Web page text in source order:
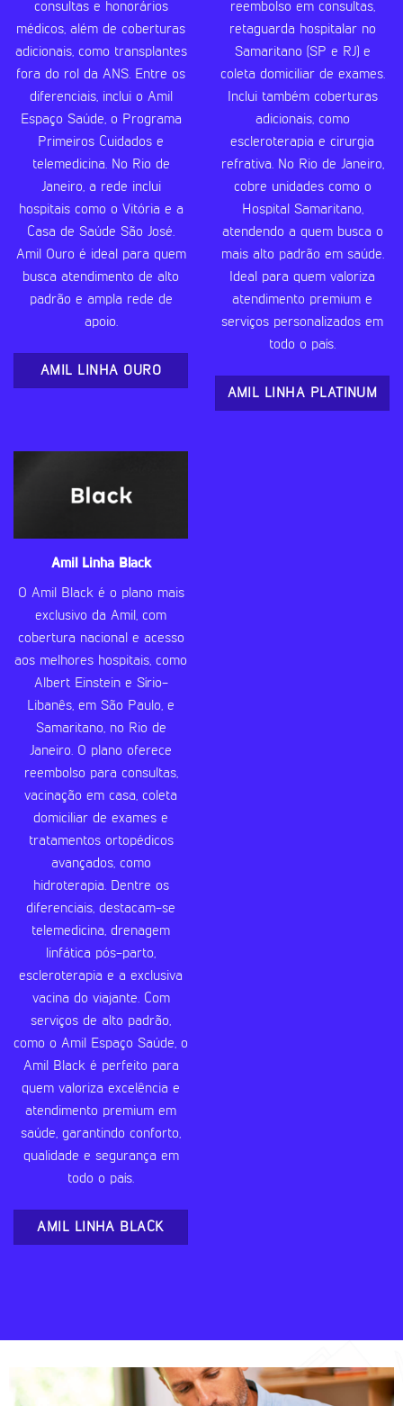
consultas e honorários
médicos, além de coberturas
adicionais, como transplantes
fora do rol da ANS. Entre os
diferenciais, inclui o Amil
Espaço Saúde, o Programa
Primeiros Cuidados e
telemedicina. No Rio de
Janeiro, a rede inclui
hospitais como o Vitória e a
Casa de Saúde São José.
Amil Ouro é ideal para quem
busca atendimento de alto
padrão e ampla rede de
apoio.
AMIL LINHA OURO
reembolso em consultas,
retaguarda hospitalar no
Samaritano (SP e RJ) e
coleta domiciliar de exames.
Inclui também coberturas
adicionais, como
escleroterapia e cirurgia
refrativa. No Rio de Janeiro,
cobre unidades como o
Hospital Samaritano,
atendendo a quem busca o
mais alto padrão em saúde.
Ideal para quem valoriza
atendimento premium e
serviços personalizados em
todo o país.
AMIL LINHA PLATINUM
Amil Linha Black
O Amil Black é o plano mais
exclusivo da Amil, com
cobertura nacional e acesso
aos melhores hospitais, como
Albert Einstein e Sírio-
Libanês, em São Paulo, e
Samaritano, no Rio de
Janeiro. O plano oferece
reembolso para consultas,
vacinação em casa, coleta
domiciliar de exames e
tratamentos ortopédicos
avançados, como
hidroterapia. Dentre os
diferenciais, destacam-se
telemedicina, drenagem
linfática pós-parto,
escleroterapia e a exclusiva
vacina do viajante. Com
serviços de alto padrão,
como o Amil Espaço Saúde, o
Amil Black é perfeito para
quem valoriza excelência e
atendimento premium em
saúde, garantindo conforto,
qualidade e segurança em
todo o país.
AMIL LINHA BLACK